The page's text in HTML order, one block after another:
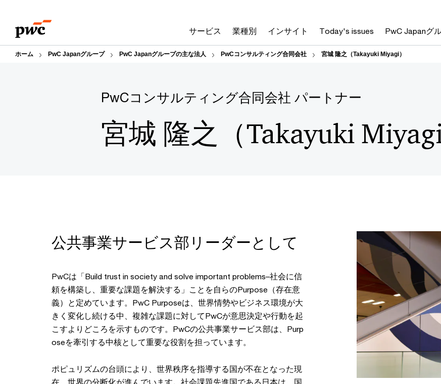
content
footer
サービス 業種別 インサイト Today's issues PwC Japanグ
ホーム PwC Japanグループ PwC Japanグループの主な法人 PwCコンサルティング合同会社 宮城 隆之（Takayuki Miyagi）
PwCコンサルティング合同会社 パートナー
宮城 隆之（Takayuki Miyagi
公共事業サービス部リーダーとして
PwCは「Build trust in society and solve important problems–社会に信
頼を構築し、重要な課題を解決する」ことを自らのPurpose（存在意
義）と定めています。PwC Purposeは、世界情勢やビジネス環境が大
きく変化し続ける中、複雑な課題に対してPwCが意思決定や行動を起
こすよりどころを示すものです。PwCの公共事業サービス部は、Purp
oseを牽引する中核として重要な役割を担っています。
ポピュリズムの台頭により、世界秩序を指導する国が不在となった現
在、世界の分断化が進んでいます。社会課題先進国である日本は、国